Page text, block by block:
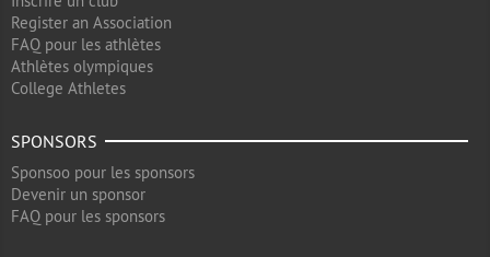
Register an Association
FAQ pour les athlètes
Athlètes olympiques
College Athletes
SPONSORS
Sponsoo pour les sponsors
Devenir un sponsor
FAQ pour les sponsors